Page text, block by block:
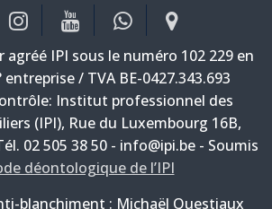
IPI sous le numéro 102 229 en
entreprise / TVA BE-0427.343.693
Institut professionnel des
(IPI), Rue du Luxembourg 16B,
02 505 38 50 - info@ipi.be - Soumis
déontologique de l’IPI
blanchiment : Michaël Questiaux